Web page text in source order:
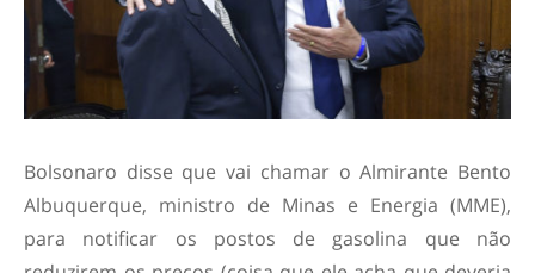
Bolsonaro disse que vai chamar o Almirante Bento
Albuquerque, ministro de Minas e Energia (MME),
para notificar os postos de gasolina que não